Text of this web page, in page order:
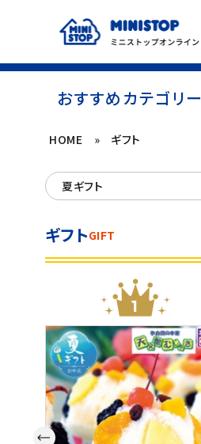
おすすめカテゴリー
ACCOUNT MENU
ログイン person 新規登録
セール商品
スイーツ
お菓子
飲料
HOME » ギフト
夏ギフト
ギフトGIFT